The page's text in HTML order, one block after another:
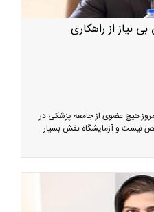
نیاز از راهکاری
هیچ عضوی از جامعه پزشکی در
نیست و آزمایشگاه نقش بسیار